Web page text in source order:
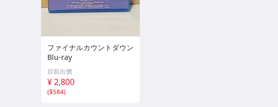
ファイナルカウントダウン
Blu-ray
目前出價
¥ 2,800
($584)